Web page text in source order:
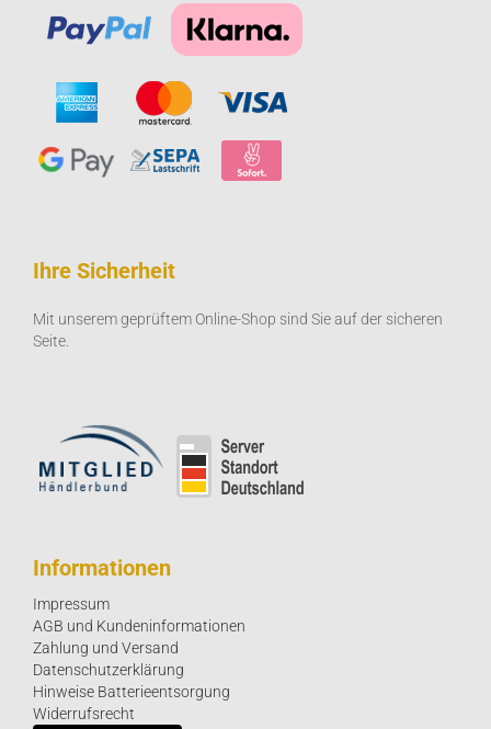
Ihre Sicherheit
Mit unserem geprüftem Online-Shop sind Sie auf der sicheren
Seite.
Informationen
Impressum
AGB und Kundeninformationen
Zahlung und Versand
Datenschutzerklärung
Hinweise Batterieentsorgung
Widerrufsrecht